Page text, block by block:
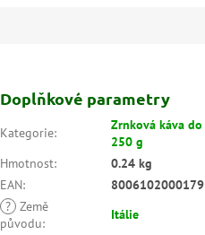
Doplňkové parametry
Kategorie:
Zrnková káva do
250 g
Hmotnost:
0.24 kg
EAN:
8006102000179
? Země
původu:
Itálie